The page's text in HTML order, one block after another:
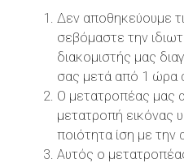
Δεν αποθηκεύουμε
σεβόμαστε την
διακομιστής μας
σας μετά από 1 ώρα
Ο μετατροπέας μας
μετατροπή εικόνας
ποιότητα ίση με την
Αυτός ο